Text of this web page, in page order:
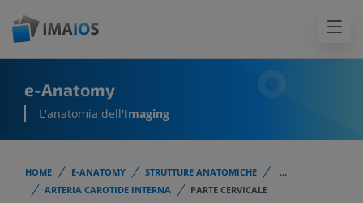
e-Anatomy
L'anatomia dell'Imaging
HOME E-ANATOMY STRUTTURE ANATOMICHE
...
ARTERIA CAROTIDE INTERNA
PARTE CERVICALE